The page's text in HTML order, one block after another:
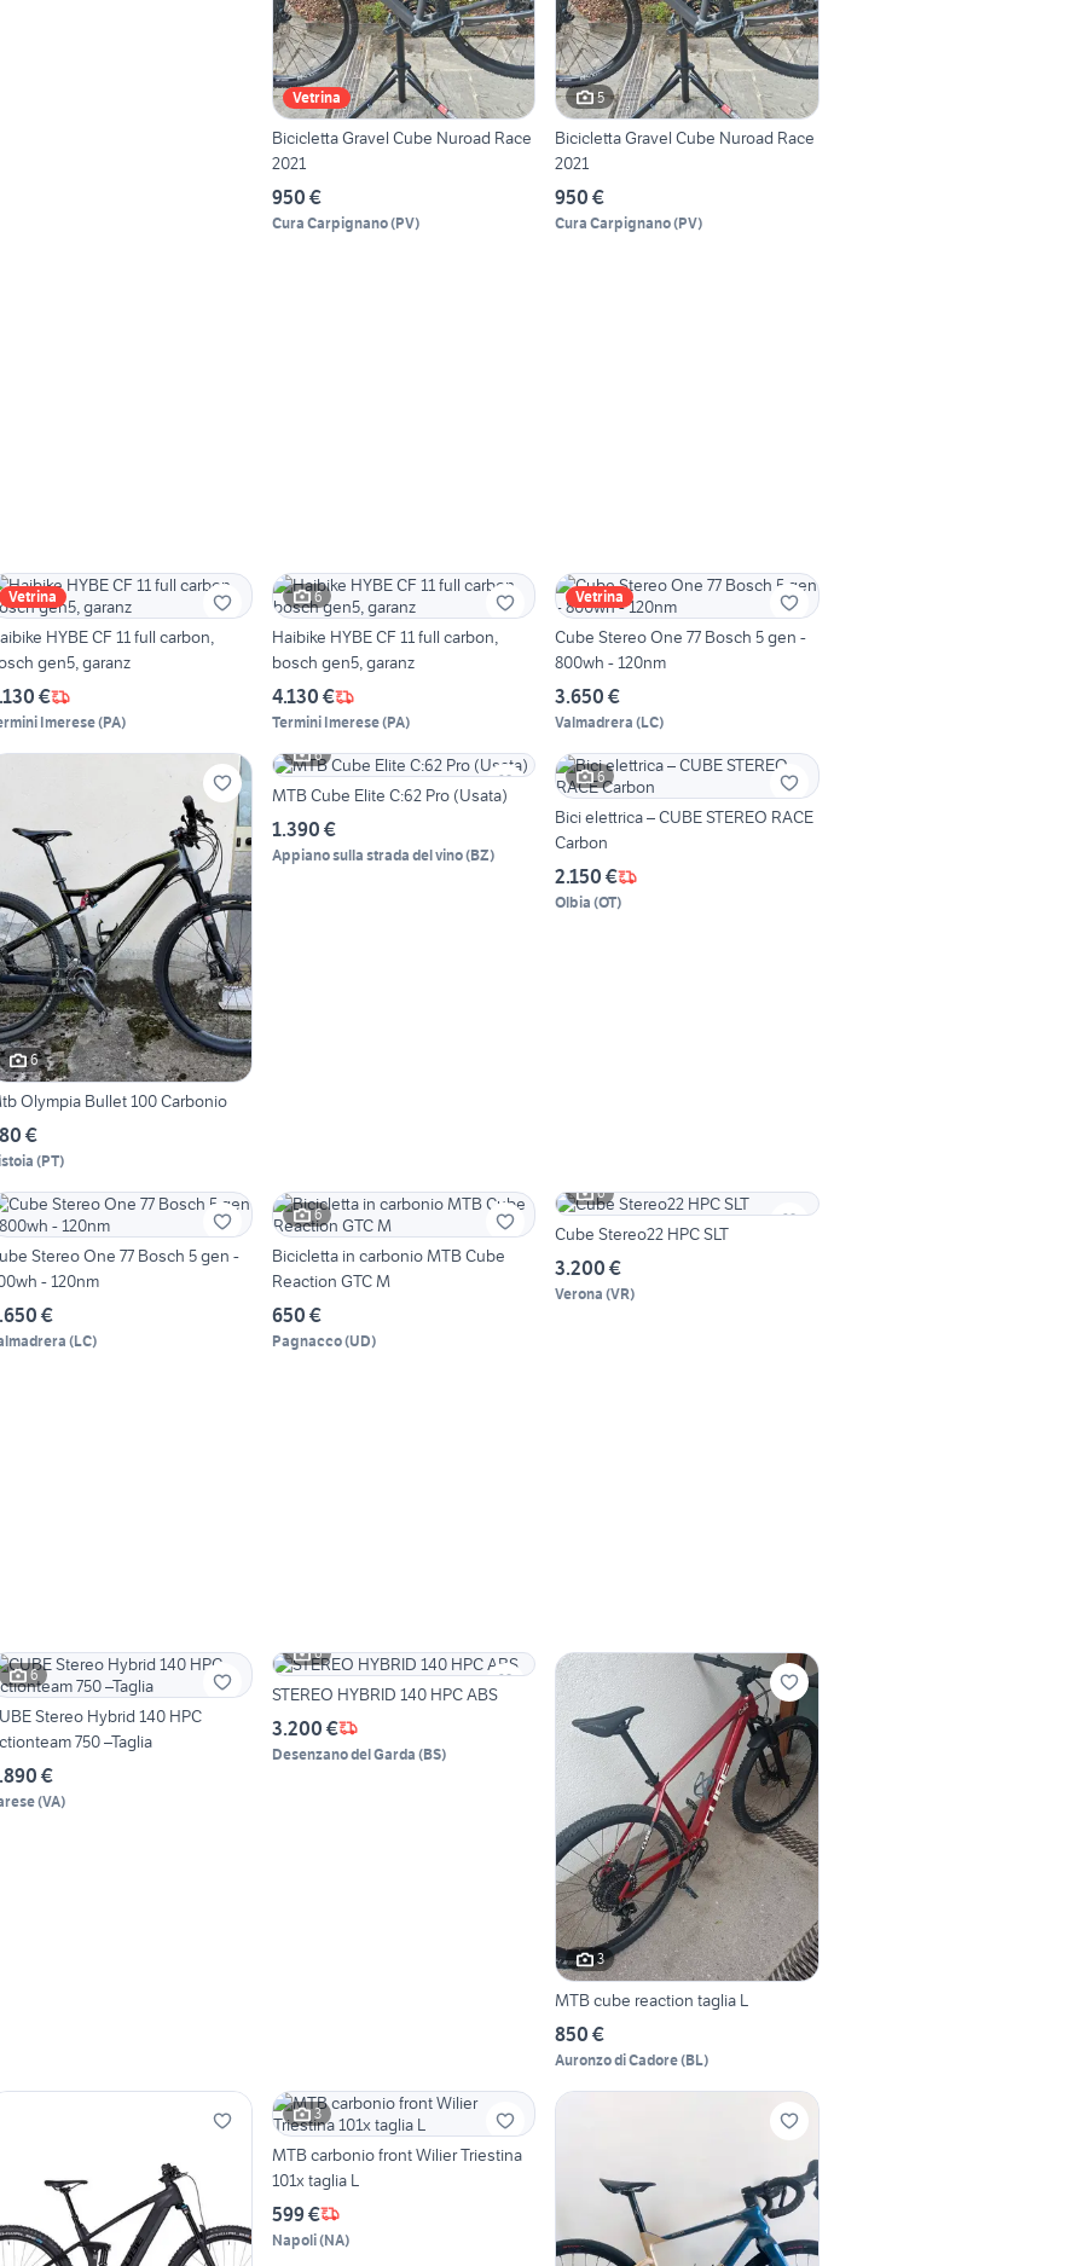
Vetrina
Bicicletta Gravel Cube Nuroad Race
2021
950 €
Cura Carpignano(PV)
5
Bicicletta Gravel Cube Nuroad Race
2021
950 €
Cura Carpignano(PV)
Vetrina
HYBE CF 11 full carbon,
gen5, garanz
€
Imerese(PA)
6
Haibike HYBE CF 11 full carbon,
bosch gen5, garanz
4.130 €
Termini Imerese(PA)
Vetrina
Cube Stereo One 77 Bosch 5 gen -
800wh - 120nm
3.650 €
Valmadrera (LC)
6
Olympia Bullet 100 Carbonio
€
(PT)
6
MTB Cube Elite C:62 Pro (Usata)
1.390 €
Appiano sulla strada del vino(BZ)
6
Bici elettrica – CUBE STEREO RACE
Carbon
2.150 €
Olbia (OT)
Stereo One 77 Bosch 5 gen -
- 120nm
€
(LC)
6
Bicicletta in carbonio MTB Cube
Reaction GTC M
650 €
Pagnacco(UD)
6
Cube Stereo22 HPC SLT
3.200 €
Verona (VR)
6
Stereo Hybrid 140 HPC
750 –Taglia
€
(VA)
6
STEREO HYBRID 140 HPC ABS
3.200 €
Desenzano del Garda (BS)
3
MTB cube reaction taglia L
850 €
Auronzo di Cadore(BL)
3
MTB carbonio front Wilier Triestina
101x taglia L
599 €
Napoli(NA)